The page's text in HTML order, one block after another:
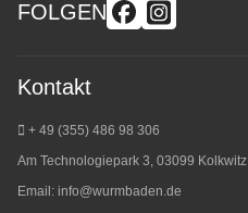
FOLGEN
Kontakt
+ 49 (355) 486 98 306
Am Technologiepark 3, 03099 Kolkwitz
Email: info@wurmbaden.de